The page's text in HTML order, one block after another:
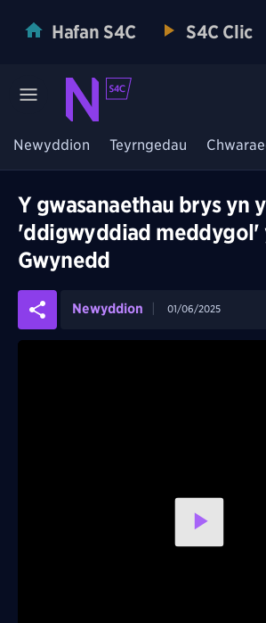
Hafan S4C S4C Clic
Newyddion Teyrngedau
Y gwasanaethau brys yn
'ddigwyddiad meddygol'
Gwynedd
Newyddion 01/06/2025
Play